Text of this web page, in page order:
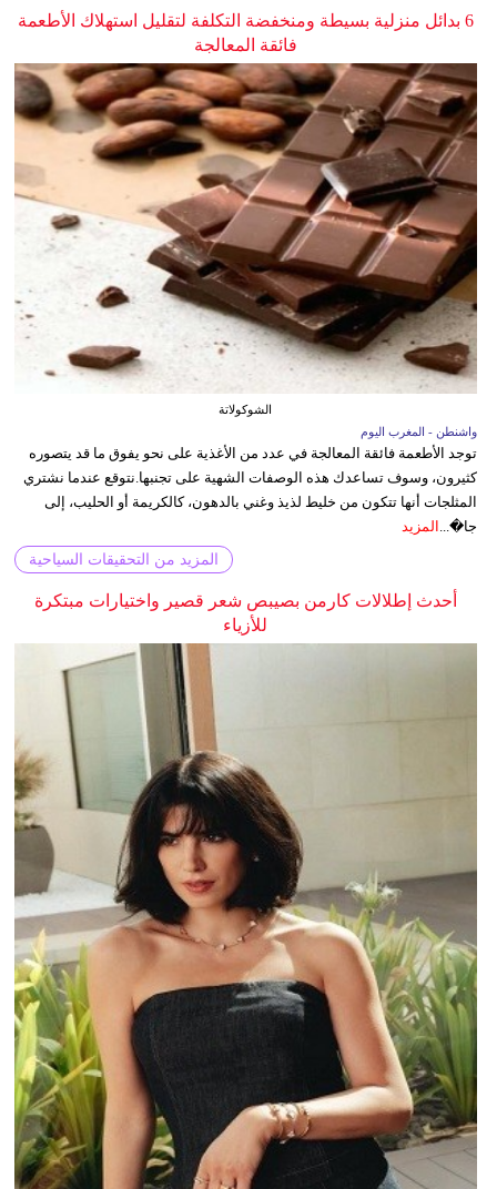
6 بدائل منزلية بسيطة ومنخفضة التكلفة لتقليل استهلاك الأطعمة
فائقة المعالجة
الشوكولاتة
واشنطن - المغرب اليوم
توجد الأطعمة فائقة المعالجة في عدد من الأغذية على نحو يفوق ما قد يتصوره
كثيرون، وسوف تساعدك هذه الوصفات الشهية على تجنبها.نتوقع عندما نشتري
المثلجات أنها تتكون من خليط لذيذ وغني بالدهون، كالكريمة أو الحليب، إلى
جا�...
المزيد
المزيد من التحقيقات السياحية
أحدث إطلالات كارمن بصيبص شعر قصير واختيارات مبتكرة
للأزياء